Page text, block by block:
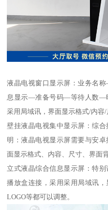
液晶电视窗口显示屏：业务名
息显示—准备号码—等待人数—
采用局域讯，界面显示格式/内容/
壁挂液晶电视集中显示屏：综
明：液晶电视显示屏需要与安
面显示格式、内容、尺寸、界面
立式液晶综合信息显示屏：特
播放盒连接，采用采用局域讯，
LOGO等都可以调整。